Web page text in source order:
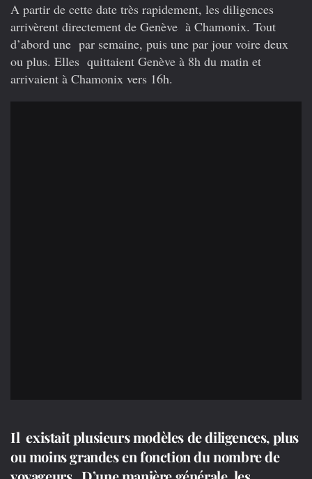
A partir de cette date très rapidement, les diligences
arrivèrent directement de Genève à Chamonix. Tout
d’abord une par semaine, puis une par jour voire deux
ou plus. Elles quittaient Genève à 8h du matin et
arrivaient à Chamonix vers 16h.
Il existait plusieurs modèles de diligences, plus
ou moins grandes en fonction du nombre de